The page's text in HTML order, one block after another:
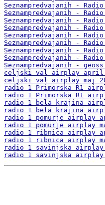
Seznampredvajanih -
Seznampredvajanih -
Seznampredvajanih -
Seznampredvajanih -
Seznampredvajanih -
Seznampredvajanih -
Seznampredvajanih -
Seznampredvajanih -
Seznampredvajanih -
celjski val airplay april
celjski val airplay maj
radio 1 Primorska R1
radio 1 Primorska R1
radio 1 bela krajina
radio 1 bela krajina
radio 1 pomurje airplay
radio 1 pomurje airplay
radio 1 ribnica airplay
radio 1 ribnica airplay
radio 1 savinjska
radio 1 savinjska airplay